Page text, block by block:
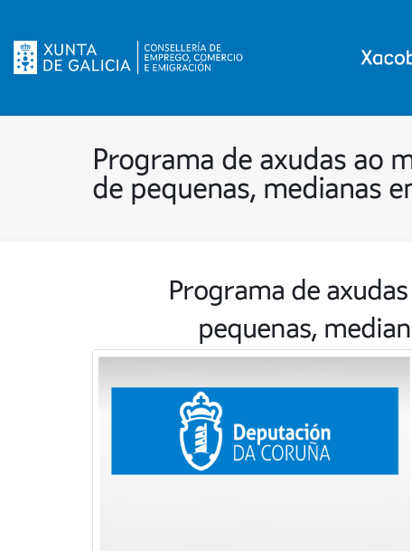
Programa de axudas ao
de pequenas, medianas
Programa de
pequenas,